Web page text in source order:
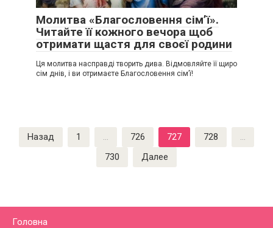
Молитва «Благословення сім’ї».
Читайте її кожного вечора щоб
отримати щастя для своєї родини
Ця молитва насправді творить дива. Відмовляйте її щиро
сім днів, і ви отримаєте Благословення сім’ї!
Пагинация
записей
Назад 1 … 726 727 728
…
730
Далее
Головна